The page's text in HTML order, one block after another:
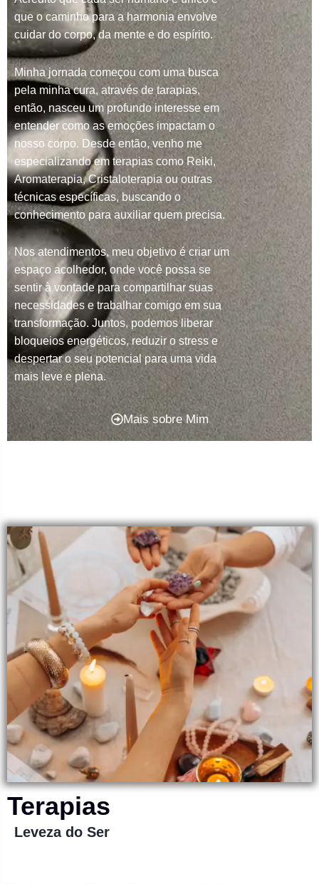
que o caminho para a harmonia envolve
cuidar do corpo, da mente e do espírito.
Minha jornada começou com uma busca
pela minha cura, através de tarapias,
então, nasceu um profundo interesse em
entender como as emoções impactam o
nosso corpo. Desde então, venho me
especializando em terapias como Reiki,
Aromaterapia, Cristaloterapia ou outras
técnicas específicas, buscando o
conhecimento para auxiliar quem precisa.
Nos atendimentos, meu objetivo é criar um
espaço acolhedor, onde você possa se
sentir à vontade para compartilhar suas
necessidades e trabalhar comigo em sua
transformação. Juntos, podemos liberar
bloqueios energéticos, reduzir o stress e
despertar o seu potencial para uma vida
mais leve e plena.
Mais sobre Mim
Terapias
Leveza do Ser